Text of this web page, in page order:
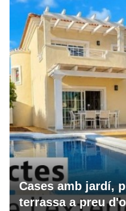
Cases amb jardí,
terrassa a preu